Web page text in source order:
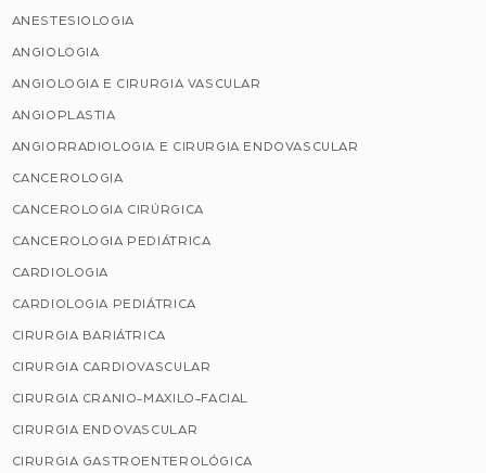
ANESTESIOLOGIA
ANGIOLOGIA
ANGIOLOGIA E CIRURGIA VASCULAR
ANGIOPLASTIA
ANGIORRADIOLOGIA E CIRURGIA ENDOVASCULAR
CANCEROLOGIA
CANCEROLOGIA CIRÚRGICA
CANCEROLOGIA PEDIÁTRICA
CARDIOLOGIA
CARDIOLOGIA PEDIÁTRICA
CIRURGIA BARIÁTRICA
CIRURGIA CARDIOVASCULAR
CIRURGIA CRANIO-MAXILO-FACIAL
CIRURGIA ENDOVASCULAR
CIRURGIA GASTROENTEROLÓGICA